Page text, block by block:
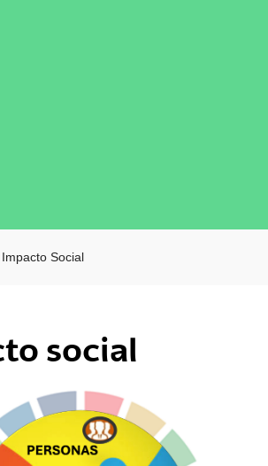
Impacto Social
social